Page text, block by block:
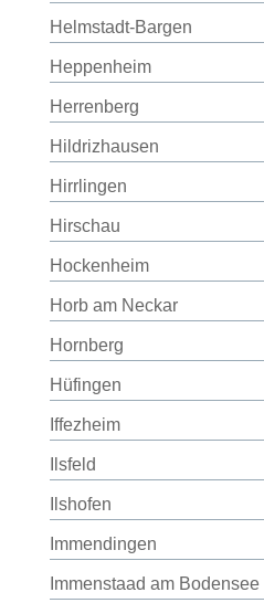
Helmstadt-Bargen
Heppenheim
Herrenberg
Hildrizhausen
Hirrlingen
Hirschau
Hockenheim
Horb am Neckar
Hornberg
Hüfingen
Iffezheim
Ilsfeld
Ilshofen
Immendingen
Immenstaad am Bodensee